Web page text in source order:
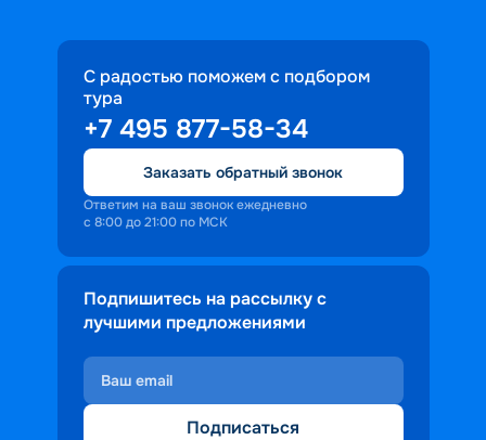
С радостью поможем с подбором
тура
+7 495 877-58-34
Заказать обратный звонок
Ответим на ваш звонок ежедневно
с 8:00 до 21:00 по МСК
Подпишитесь на рассылку с
лучшими предложениями
Подписаться